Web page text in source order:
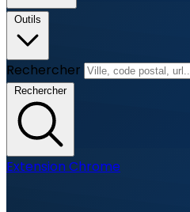
Outils
Rechercher
Rechercher
Extension Chrome